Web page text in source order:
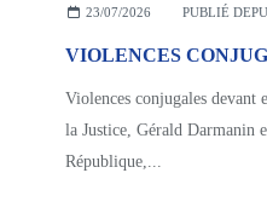
23/07/2026 PUBLIÉ
Violences conjugales devant
la Justice, Gérald Darmanin
République,...